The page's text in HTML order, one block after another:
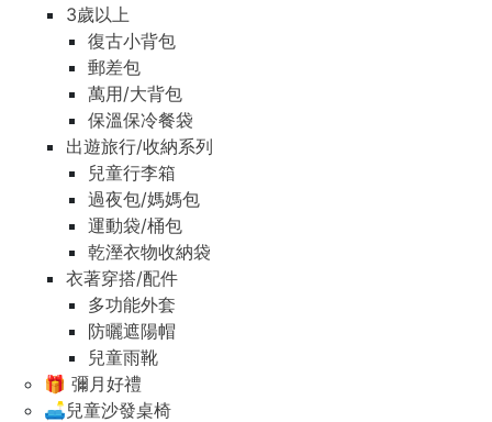
3歲以上
復古小背包
郵差包
萬用/大背包
保溫保冷餐袋
出遊旅行/收納系列
兒童行李箱
過夜包/媽媽包
運動袋/桶包
乾溼衣物收納袋
衣著穿搭/配件
多功能外套
防曬遮陽帽
兒童雨靴
🎁 彌月好禮
🛋️兒童沙發桌椅